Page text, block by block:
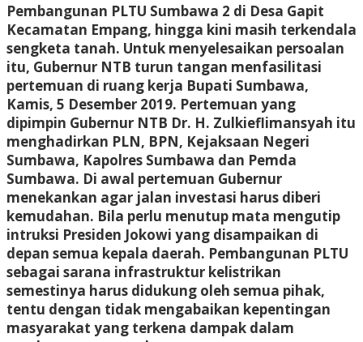
Pembangunan PLTU Sumbawa 2 di Desa Gapit
Kecamatan Empang, hingga kini masih terkendala
sengketa tanah. Untuk menyelesaikan persoalan
itu, Gubernur NTB turun tangan menfasilitasi
pertemuan di ruang kerja Bupati Sumbawa,
Kamis, 5 Desember 2019. Pertemuan yang
dipimpin Gubernur NTB Dr. H. Zulkieflimansyah itu
menghadirkan PLN, BPN, Kejaksaan Negeri
Sumbawa, Kapolres Sumbawa dan Pemda
Sumbawa. Di awal pertemuan Gubernur
menekankan agar jalan investasi harus diberi
kemudahan. Bila perlu menutup mata mengutip
intruksi Presiden Jokowi yang disampaikan di
depan semua kepala daerah. Pembangunan PLTU
sebagai sarana infrastruktur kelistrikan
semestinya harus didukung oleh semua pihak,
tentu dengan tidak mengabaikan kepentingan
masyarakat yang terkena dampak dalam